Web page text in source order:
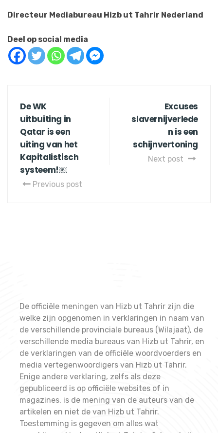
Directeur Mediabureau Hizb ut Tahrir Nederland
Deel op social media
De WK
uitbuiting in
Qatar is een
uiting van het
Kapitalistisch
systeem!￼
Previous post
Excuses
slavernijverlede
n is een
schijnvertoning
Next post
De officiële meningen van Hizb ut Tahrir zijn die
welke zijn opgenomen in verklaringen in naam van
de verschillende provinciale bureaus (Wilajaat), de
verschillende media bureaus van Hizb ut Tahrir, en
de verklaringen van de officiële woordvoerders en
media vertegenwoordigers van Hizb ut Tahrir.
Enige andere verklaring, zelfs als deze
gepubliceerd is op officiële websites of in
magazines, is de mening van de auteurs van de
artikelen en niet de van Hizb ut Tahrir.
Toestemming is gegeven om alles wat